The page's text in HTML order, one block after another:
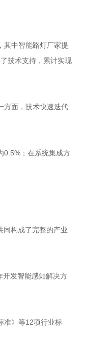
其中智能路灯厂家提
技术支持，累计实现
方面，技术快速迭代
0.5%；在系统集成方
同构成了完整的产业
开发智能感知解决方
准》等12项行业标